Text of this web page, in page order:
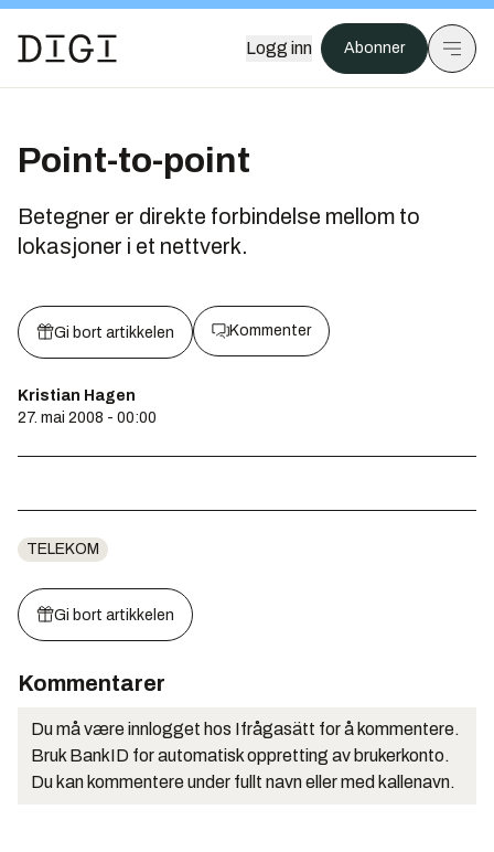
Logg inn Abonner
Point-to-point
Betegner er direkte forbindelse mellom to
lokasjoner i et nettverk.
Gi bort artikkelen Kommenter
Kristian Hagen
27. mai 2008 - 00:00
TELEKOM
Gi bort artikkelen
Kommentarer
Du må være innlogget hos Ifrågasätt for å kommentere.
Bruk BankID for automatisk oppretting av brukerkonto.
Du kan kommentere under fullt navn eller med kallenavn.